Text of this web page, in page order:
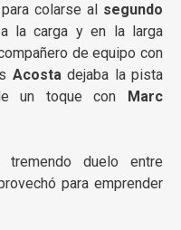
colarse al segundo
la carga y en la larga
de equipo con
Acostadejaba la pista
un toque con
Marc
duelo entre
para emprender